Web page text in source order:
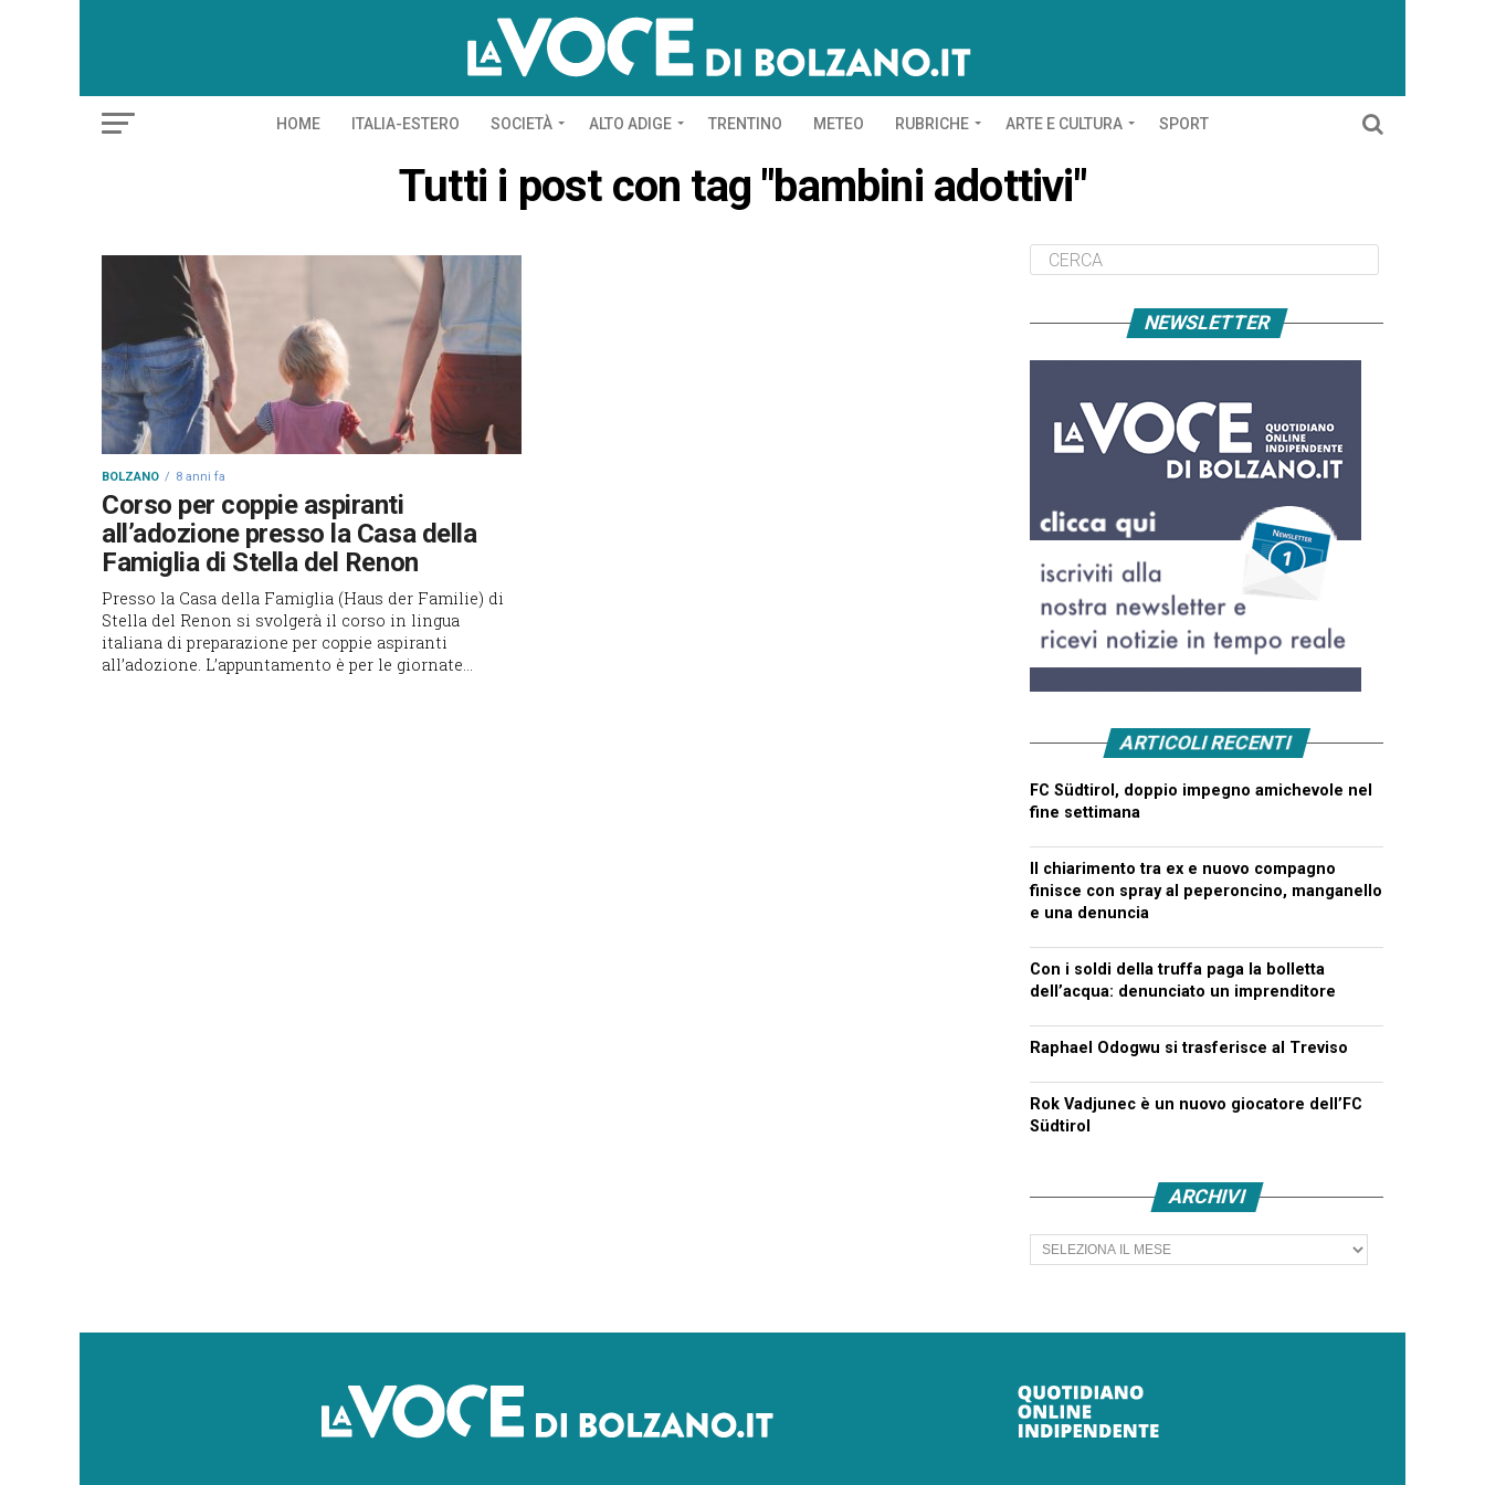
HOME ITALIA-ESTERO SOCIETÀ ALTO ADIGE TRENTINO METEO RUBRICHE ARTE E CULTURA SPORT
Tutti i post con tag "bambini adottivi"
BOLZANO 8 anni fa
Corso per coppie aspiranti
all’adozione presso la Casa della
Famiglia di Stella del Renon
Presso la Casa della Famiglia (Haus der Familie) di
Stella del Renon si svolgerà il corso in lingua
italiana di preparazione per coppie aspiranti
all’adozione. L’appuntamento è per le giornate...
NEWSLETTER
ARTICOLI RECENTI
FC Südtirol, doppio impegno amichevole nel
fine settimana
Il chiarimento tra ex e nuovo compagno
finisce con spray al peperoncino, manganello
e una denuncia
Con i soldi della truffa paga la bolletta
dell’acqua: denunciato un imprenditore
Raphael Odogwu si trasferisce al Treviso
Rok Vadjunec è un nuovo giocatore dell’FC
Südtirol
ARCHIVI
Archivi